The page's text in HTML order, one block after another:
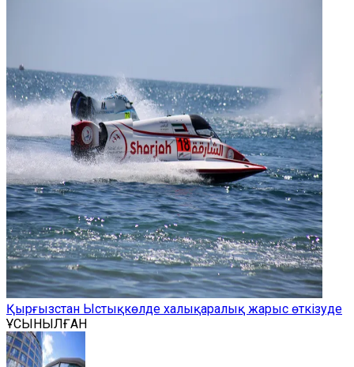
Қырғызстан Ыстықкөлде халықаралық жарыс өткізуде
ҰСЫНЫЛҒАН